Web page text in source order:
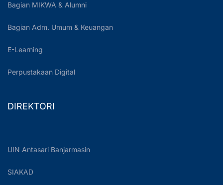
Bagian MIKWA & Alumni
Bagian Adm. Umum & Keuangan
E-Learning
Perpustakaan Digital
DIREKTORI
UIN Antasari Banjarmasin
SIAKAD